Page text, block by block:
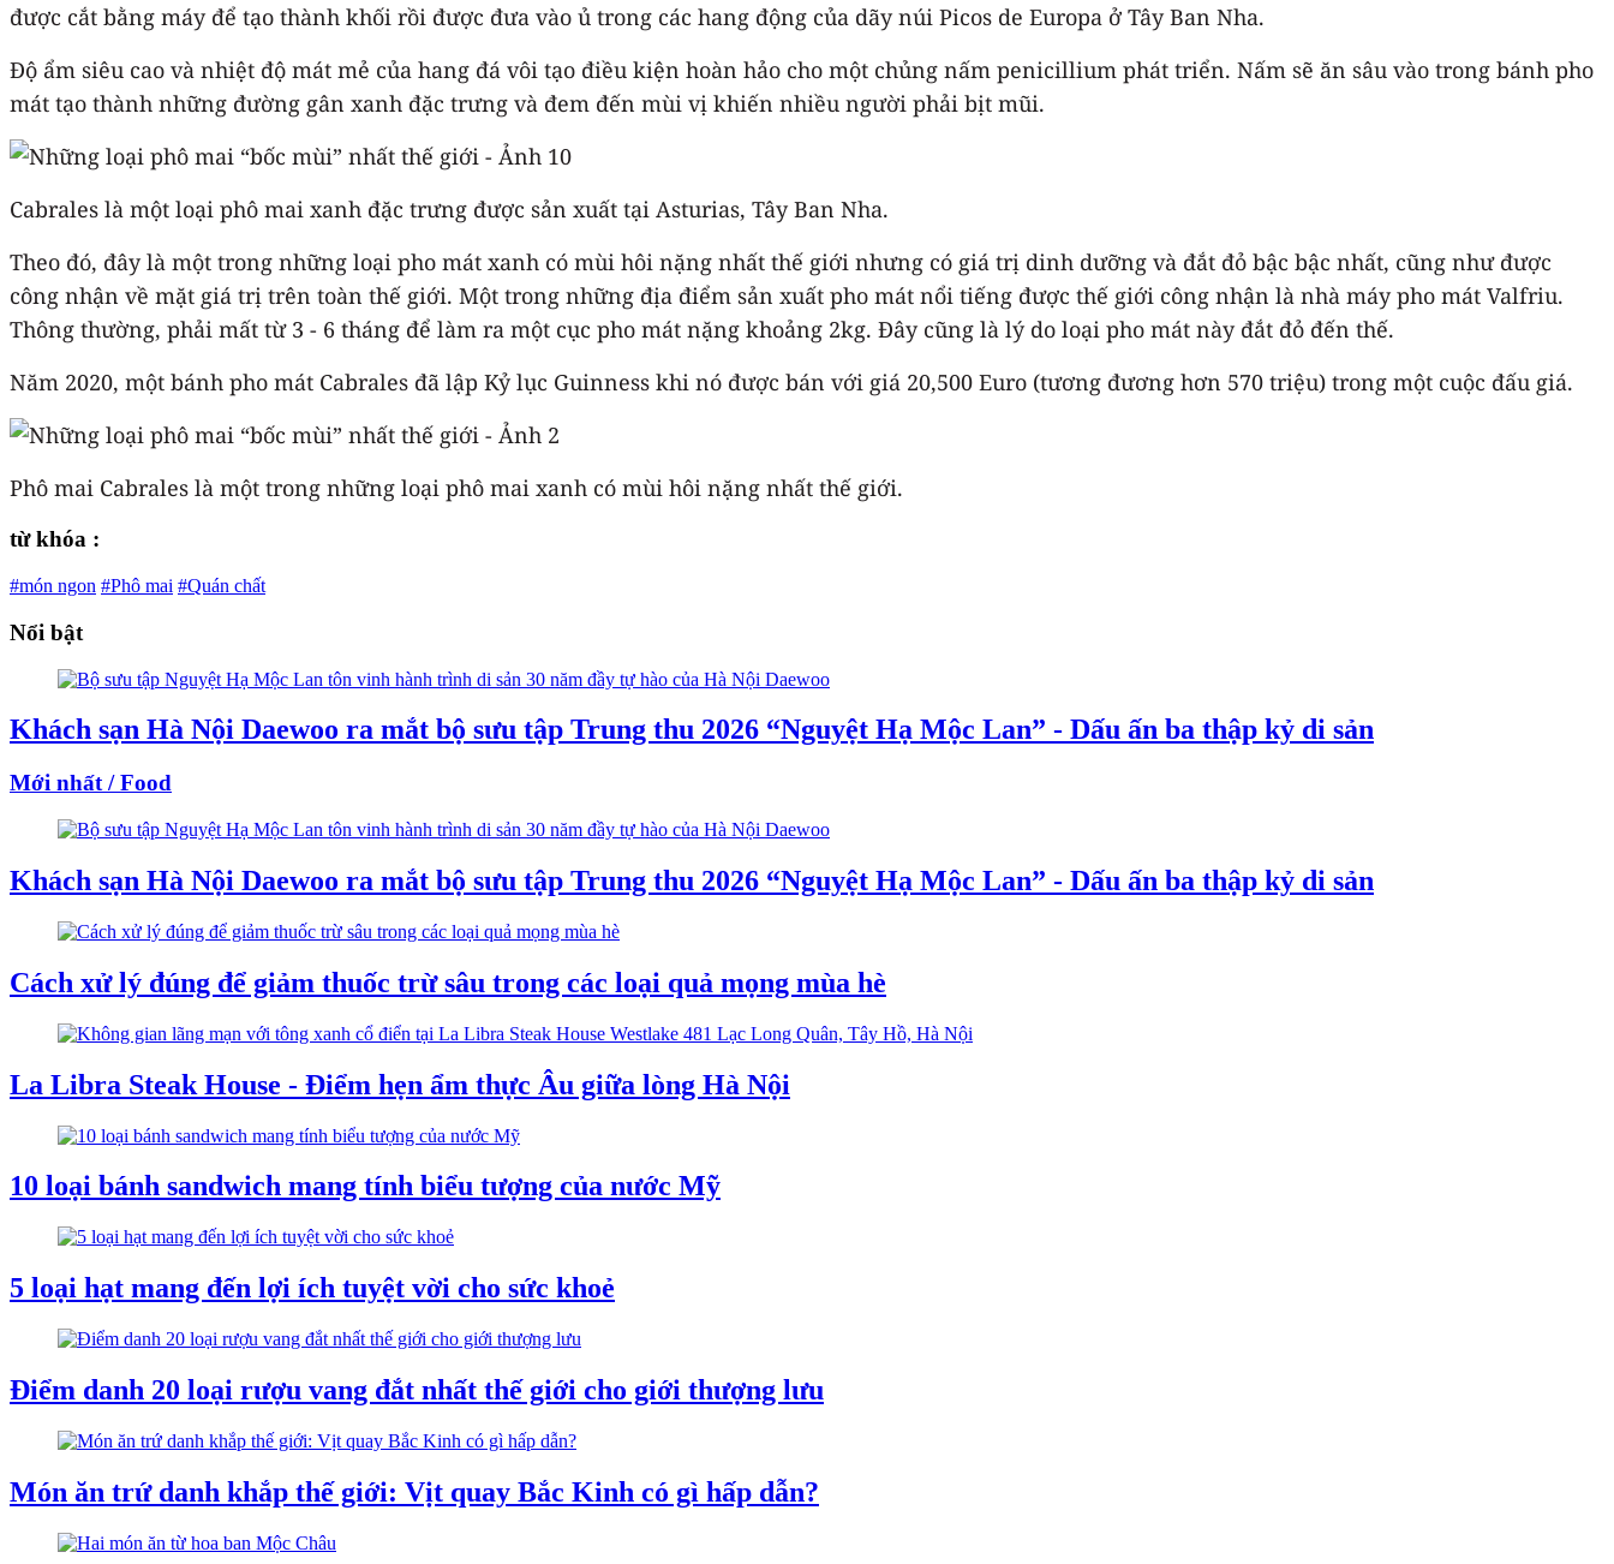
được cắt bằng máy để tạo thành khối rồi được đưa vào ủ trong các hang động của dãy núi Picos de Europa ở Tây Ban Nha.
Độ ẩm siêu cao và nhiệt độ mát mẻ của hang đá vôi tạo điều kiện hoàn hảo cho một chủng nấm penicillium phát triển. Nấm sẽ ăn sâu vào trong bánh pho
mát tạo thành những đường gân xanh đặc trưng và đem đến mùi vị khiến nhiều người phải bịt mũi.
Cabrales là một loại phô mai xanh đặc trưng được sản xuất tại Asturias, Tây Ban Nha.
Theo đó, đây là một trong những loại pho mát xanh có mùi hôi nặng nhất thế giới nhưng có giá trị dinh dưỡng và đắt đỏ bậc bậc nhất, cũng như được
công nhận về mặt giá trị trên toàn thế giới. Một trong những địa điểm sản xuất pho mát nổi tiếng được thế giới công nhận là nhà máy pho mát Valfriu.
Thông thường, phải mất từ 3 - 6 tháng để làm ra một cục pho mát nặng khoảng 2kg. Đây cũng là lý do loại pho mát này đắt đỏ đến thế.
Năm 2020, một bánh pho mát Cabrales đã lập Kỷ lục Guinness khi nó được bán với giá 20,500 Euro (tương đương hơn 570 triệu) trong một cuộc đấu giá.
Phô mai Cabrales là một trong những loại phô mai xanh có mùi hôi nặng nhất thế giới.
từ khóa :
#món ngon #Phô mai #Quán chất
Nổi bật
Khách sạn Hà Nội Daewoo ra mắt bộ sưu tập Trung thu 2026 “Nguyệt Hạ Mộc Lan” - Dấu ấn ba thập kỷ di sản
Mới nhất / Food
Khách sạn Hà Nội Daewoo ra mắt bộ sưu tập Trung thu 2026 “Nguyệt Hạ Mộc Lan” - Dấu ấn ba thập kỷ di sản
Cách xử lý đúng để giảm thuốc trừ sâu trong các loại quả mọng mùa hè
La Libra Steak House - Điểm hẹn ẩm thực Âu giữa lòng Hà Nội
10 loại bánh sandwich mang tính biểu tượng của nước Mỹ
5 loại hạt mang đến lợi ích tuyệt vời cho sức khoẻ
Điểm danh 20 loại rượu vang đắt nhất thế giới cho giới thượng lưu
Món ăn trứ danh khắp thế giới: Vịt quay Bắc Kinh có gì hấp dẫn?